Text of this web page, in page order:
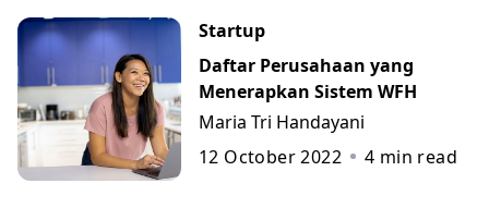
Startup
Daftar Perusahaan yang
Menerapkan Sistem WFH
Maria Tri Handayani
12 October 2022
4 min read